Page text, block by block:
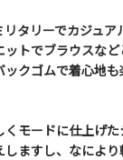
タリーでカジュア
トでブラウスな
クゴムで着心地も
モードに仕上げた
ますし、なにより